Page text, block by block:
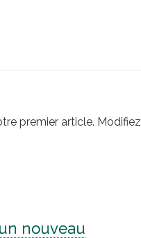
premier article.
nouveau